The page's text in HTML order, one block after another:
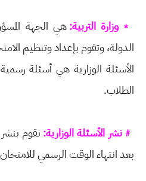
﹡وزارة التربية:هي الجهة
الدولة، وتقوم بإعداد وتنظيم
الأسئلة الوزارية هي أسئلة
الطلاب.
﹟نشر الأسئلة الوزارية: نقوم
بعد انتهاء الوقت الرسمي للامتحان